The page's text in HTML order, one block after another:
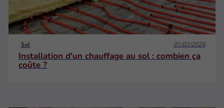
Sol 01/01/2026
Installation d'un chauffage au sol : combien ça
coûte ?